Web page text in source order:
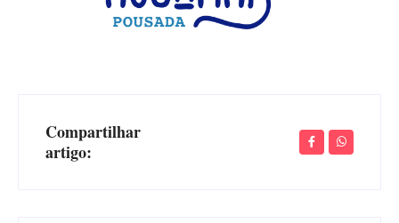
Compartilhar
artigo: